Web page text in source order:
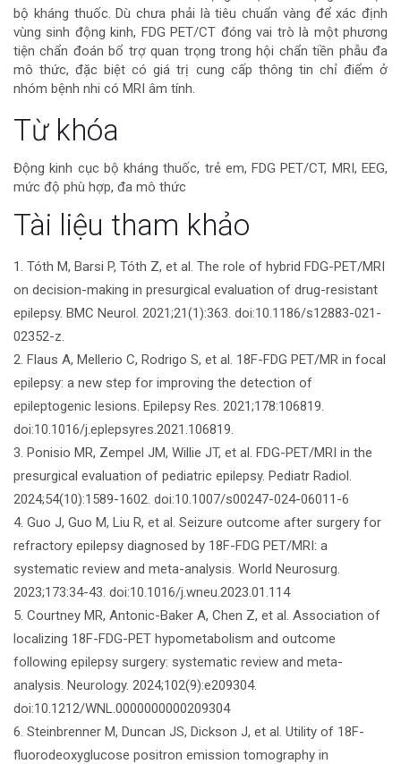
bộ kháng thuốc. Dù chưa phải là tiêu chuẩn vàng để xác định
vùng sinh động kinh, FDG PET/CT đóng vai trò là một phương
tiện chẩn đoán bổ trợ quan trọng trong hội chẩn tiền phẫu đa
mô thức, đặc biệt có giá trị cung cấp thông tin chỉ điểm ở
nhóm bệnh nhi có MRI âm tính.
Chi
tiết
bài
viết
Từ khóa
Động kinh cục bộ kháng thuốc, trẻ em, FDG PET/CT, MRI, EEG,
mức độ phù hợp, đa mô thức
Tài liệu tham khảo
1. Tóth M, Barsi P, Tóth Z, et al. The role of hybrid FDG-PET/MRI
on decision-making in presurgical evaluation of drug-resistant
epilepsy. BMC Neurol. 2021;21(1):363. doi:10.1186/s12883-021-
02352-z.
2. Flaus A, Mellerio C, Rodrigo S, et al. 18F-FDG PET/MR in focal
epilepsy: a new step for improving the detection of
epileptogenic lesions. Epilepsy Res. 2021;178:106819.
doi:10.1016/j.eplepsyres.2021.106819.
3. Ponisio MR, Zempel JM, Willie JT, et al. FDG-PET/MRI in the
presurgical evaluation of pediatric epilepsy. Pediatr Radiol.
2024;54(10):1589-1602. doi:10.1007/s00247-024-06011-6
4. Guo J, Guo M, Liu R, et al. Seizure outcome after surgery for
refractory epilepsy diagnosed by 18F-FDG PET/MRI: a
systematic review and meta-analysis. World Neurosurg.
2023;173:34-43. doi:10.1016/j.wneu.2023.01.114
5. Courtney MR, Antonic-Baker A, Chen Z, et al. Association of
localizing 18F-FDG-PET hypometabolism and outcome
following epilepsy surgery: systematic review and meta-
analysis. Neurology. 2024;102(9):e209304.
doi:10.1212/WNL.0000000000209304
6. Steinbrenner M, Duncan JS, Dickson J, et al. Utility of 18F-
fluorodeoxyglucose positron emission tomography in